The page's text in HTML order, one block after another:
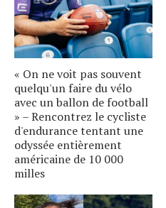
« On ne voit pas souvent
quelqu'un faire du vélo
avec un ballon de football
» – Rencontrez le cycliste
d'endurance tentant une
odyssée entièrement
américaine de 10 000
milles